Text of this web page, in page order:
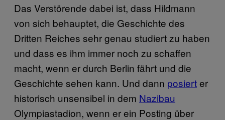
Das Verstörende dabei ist, dass Hildmann
von sich behauptet, die Geschichte des
Dritten Reiches sehr genau studiert zu haben
und dass es ihm immer noch zu schaffen
macht, wenn er durch Berlin fährt und die
Geschichte sehen kann. Und dann posierter
historisch unsensibel in dem Nazibau
Olympiastadion, wenn er ein Posting über